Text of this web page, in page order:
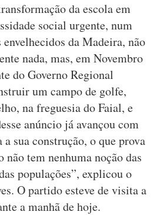
da escola em
social urgente, num
da Madeira, não
nada, mas, em Novembro
do Governo Regional
um campo de golfe,
na freguesia do Faial, e
anúncio já avançou com
sua construção, o que prova
não tem nenhuma noção das
populações”, explicou o
O partido esteve de visita a
a manhã de hoje.